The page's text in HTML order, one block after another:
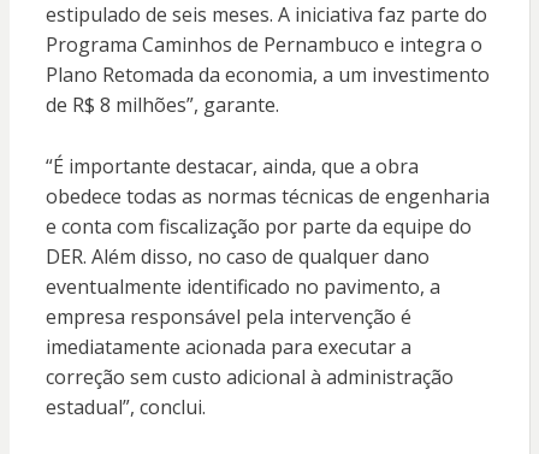
estipulado de seis meses. A iniciativa faz parte do
Programa Caminhos de Pernambuco e integra o
Plano Retomada da economia, a um investimento
de R$ 8 milhões”, garante.
“É importante destacar, ainda, que a obra
obedece todas as normas técnicas de engenharia
e conta com fiscalização por parte da equipe do
DER. Além disso, no caso de qualquer dano
eventualmente identificado no pavimento, a
empresa responsável pela intervenção é
imediatamente acionada para executar a
correção sem custo adicional à administração
estadual”, conclui.